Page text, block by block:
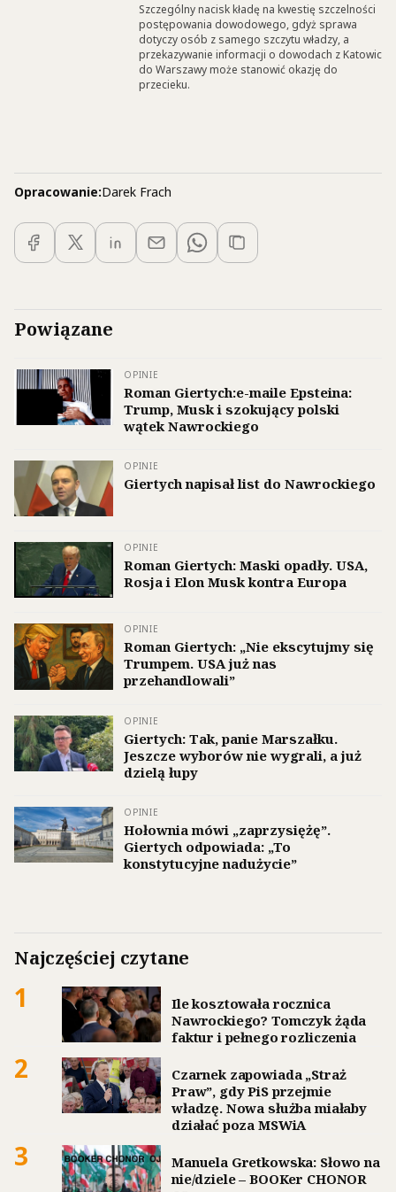
Szczególny nacisk kładę na kwestię szczelności
postępowania dowodowego, gdyż sprawa
dotyczy osób z samego szczytu władzy, a
przekazywanie informacji o dowodach z Katowic
do Warszawy może stanowić okazję do
przecieku.
Opracowanie:Darek Frach
Powiązane
OPINIE
Roman Giertych:e-maile Epsteina:
Trump, Musk i szokujący polski
wątek Nawrockiego
OPINIE
Giertych napisał list do Nawrockiego
OPINIE
Roman Giertych: Maski opadły. USA,
Rosja i Elon Musk kontra Europa
OPINIE
Roman Giertych: „Nie ekscytujmy się
Trumpem. USA już nas
przehandlowali”
OPINIE
Giertych: Tak, panie Marszałku.
Jeszcze wyborów nie wygrali, a już
dzielą łupy
OPINIE
Hołownia mówi „zaprzysiężę”.
Giertych odpowiada: „To
konstytucyjne nadużycie”
Najczęściej czytane
1
Ile kosztowała rocznica
Nawrockiego? Tomczyk żąda
faktur i pełnego rozliczenia
2
Czarnek zapowiada „Straż
Praw”, gdy PiS przejmie
władzę. Nowa służba miałaby
działać poza MSWiA
3
Manuela Gretkowska: Słowo na
nie/dziele – BOOKer CHONOR